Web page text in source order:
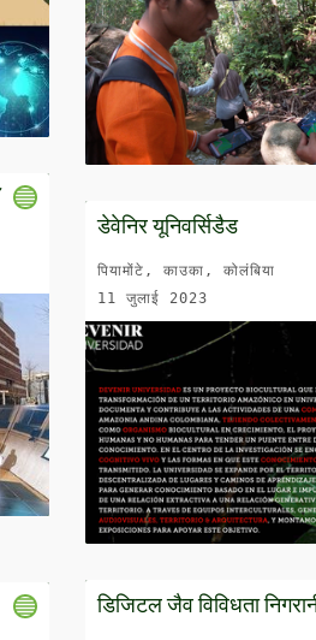
डेवेनिर यूनिवर्सिडैड
पियामोंटे, काउका, कोलंबिया
11 जुलाई 2023
डिजिटल जैव विविधता